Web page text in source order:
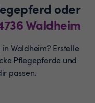
oder
Waldheim
Waldheim? Erstelle
Pflegepferde und
passen.